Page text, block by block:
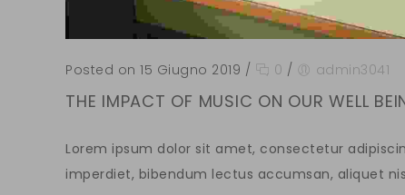
Posted on 15 Giugno 2019 / 0 / admin3041
THE IMPACT OF MUSIC ON OUR WELL
Lorem ipsum dolor sit amet, consectetur
imperdiet, bibendum lectus accumsan, aliquet